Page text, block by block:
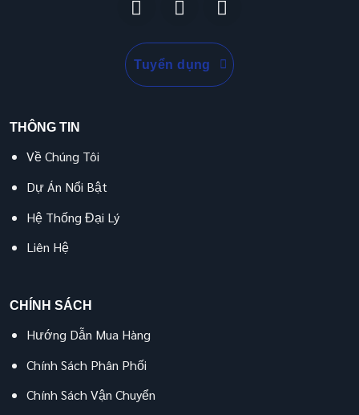
Tuyển dụng
THÔNG TIN
Về Chúng Tôi
Dự Án Nổi Bật
Hệ Thống Đại Lý
Liên Hệ
CHÍNH SÁCH
Hướng Dẫn Mua Hàng
Chính Sách Phân Phối
Chính Sách Vận Chuyển